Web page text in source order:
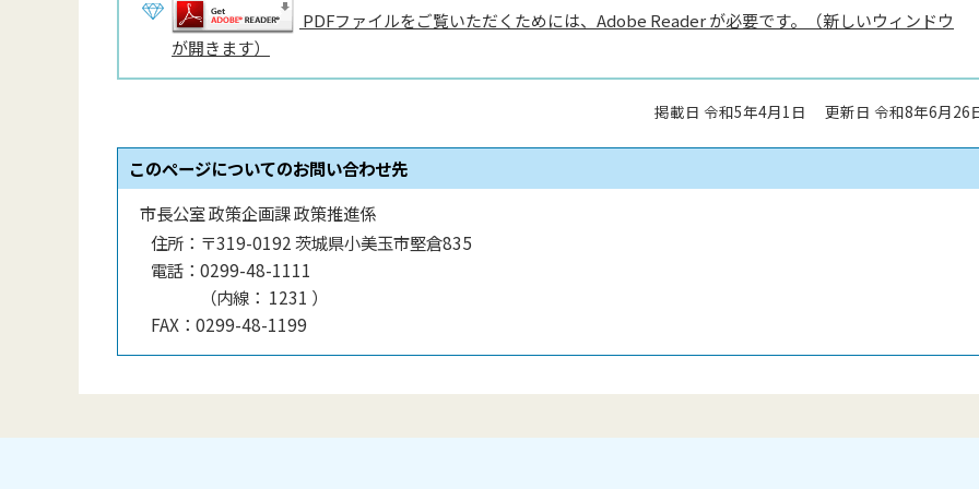
PDFファイルをご覧いただくためには、Adobe Reader が必要です。（新しいウィンドウ
が開きます）
掲載日 令和5年4月1日 更新日 令和8年6月26
このページについてのお問い合わせ先
市長公室 政策企画課 政策推進係
住所： 〒319-0192 茨城県小美玉市堅倉835
電話： 0299-48-1111
（内線 ： 1231 ）
FAX： 0299-48-1199